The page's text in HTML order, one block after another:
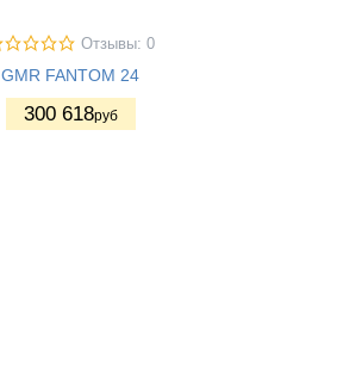
Отзывы: 0
GMR FANTOM 24
300 618руб